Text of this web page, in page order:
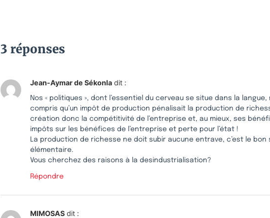
3 réponses
Jean-Aymar de Sékonla dit :
Nos « politiques », dont l’essentiel du cerveau se situe dans la langue,
compris qu’un impôt de production pénalisait la production de
création donc la compétitivité de l’entreprise et, au mieux, ses
impôts sur les bénéfices de l’entreprise et perte pour l’état !
La production de richesse ne doit subir aucune entrave, c’est le bon
élémentaire.
Vous cherchez des raisons à la desindustrialisation?
Répondre
MIMOSAS dit :